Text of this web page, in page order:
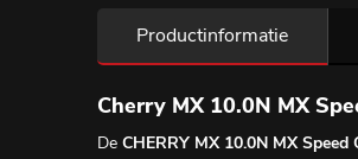
Productinformatie
Cherry MX 10.0N MX
De CHERRY MX 10.0N MX Speed